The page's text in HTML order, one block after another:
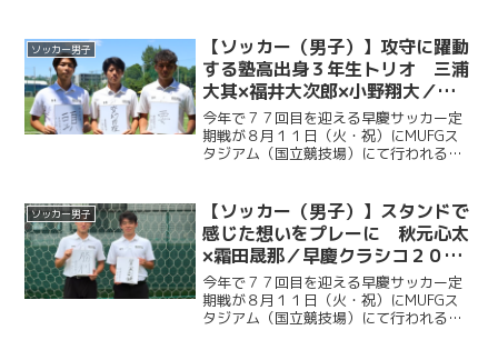
ッチに立つ。今回ケイスポでは選手だけ
ではなく、グラウンドマ...
ソッカー男子
【ソッカー（男子）】攻守に躍動
する塾高出身３年生トリオ 三浦
大其×福井大次郎×小野翔大／早
慶クラシコ２０２６直前企画第４
弾
今年で７７回目を迎える早慶サッカー定
期戦が８月１１日（火・祝）にMUFGス
タジアム（国立競技場）にて行われる。
ピッチに立つ。今回ケイスポでは選手だ
けではなく、グラウンド...
ソッカー男子
【ソッカー（男子）】スタンドで
感じた想いをプレーに 秋元心太
×霜田晟那／早慶クラシコ２０２
６直前企画第３弾
今年で７７回目を迎える早慶サッカー定
期戦が８月１１日（火・祝）にMUFGス
タジアム（国立競技場）にて行われる。